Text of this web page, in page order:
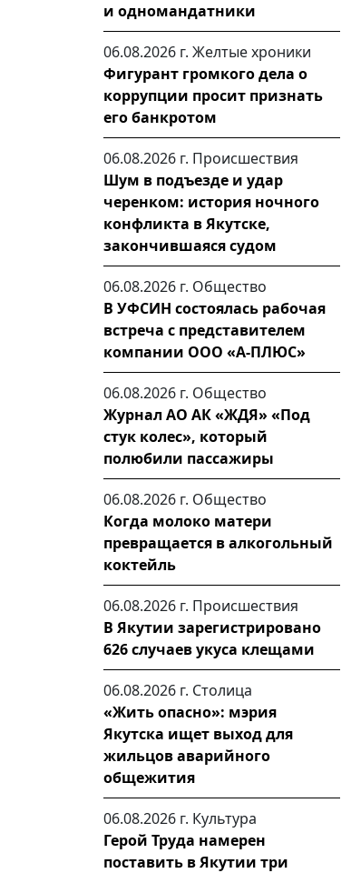
и одномандатники
06.08.2026 г. Желтые хроники
Фигурант громкого дела о
коррупции просит признать
его банкротом
06.08.2026 г. Происшествия
Шум в подъезде и удар
черенком: история ночного
конфликта в Якутске,
закончившаяся судом
06.08.2026 г. Общество
В УФСИН состоялась рабочая
встреча с представителем
компании ООО «А-ПЛЮС»
06.08.2026 г. Общество
Журнал АО АК «ЖДЯ» «Под
стук колес», который
полюбили пассажиры
06.08.2026 г. Общество
Когда молоко матери
превращается в алкогольный
коктейль
06.08.2026 г. Происшествия
В Якутии зарегистрировано
626 случаев укуса клещами
06.08.2026 г. Столица
«Жить опасно»: мэрия
Якутска ищет выход для
жильцов аварийного
общежития
06.08.2026 г. Культура
Герой Труда намерен
поставить в Якутии три